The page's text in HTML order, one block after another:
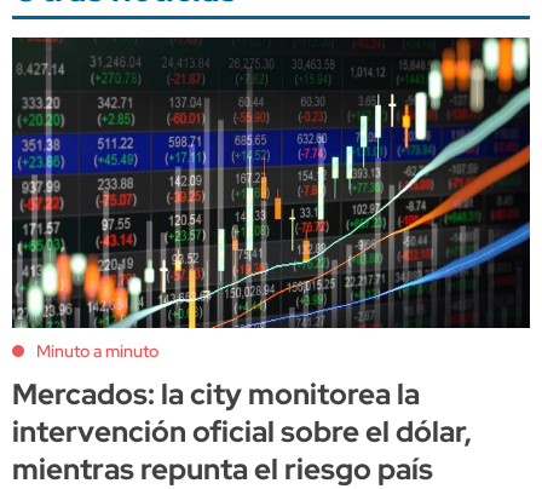
Minuto a minuto
Mercados: la city monitorea la
intervención oficial sobre el dólar,
mientras repunta el riesgo país